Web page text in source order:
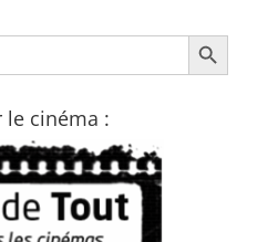
Search Button
le cinéma :